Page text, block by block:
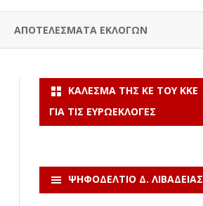
ΑΠΟΤΕΛΕΣΜΑΤΑ ΕΚΛΟΓΩΝ
ΚΆΛΕΣΜΑ ΤΗΣ ΚΕ ΤΟΥ ΚΚΕ
ΓΙΑ ΤΙΣ ΕΥΡΩΕΚΛΟΓΈΣ
ΨΗΦΟΔΕΛΤΙΟ Δ. ΛΙΒΑΔΕΙΑΣ